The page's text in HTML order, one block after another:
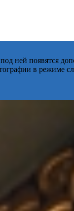
ней появятся
в режиме